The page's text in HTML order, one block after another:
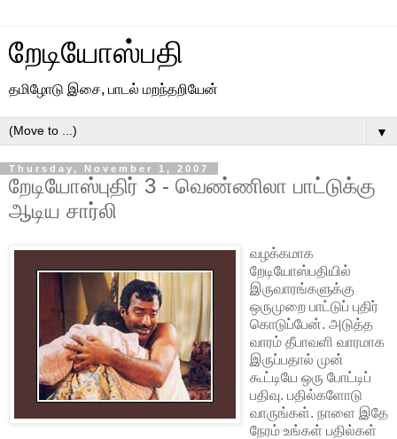
றேடியோஸ்பதி
தமிழோடு இசை, பாடல் மறந்தறியேன்
▼
Thursday, November 1, 2007
றேடியோஸ்புதிர் 3 - வெண்ணிலா பாட்டுக்கு
ஆடிய சார்லி
வழக்கமாக
றேடியோஸ்பதியில்
இருவாரங்களுக்கு
ஒருமுறை பாட்டுப் புதிர்
கொடுப்பேன். அடுத்த
வாரம் தீபாவளி வாரமாக
இருப்பதால் முன்
கூட்டியே ஒரு போட்டிப்
பதிவு. பதில்களோடு
வாருங்கள். நாளை இதே
நேரம் உங்கள் பதில்கள்